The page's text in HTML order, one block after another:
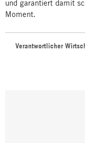
und garantiert damit
Moment.
Verantwortlicher